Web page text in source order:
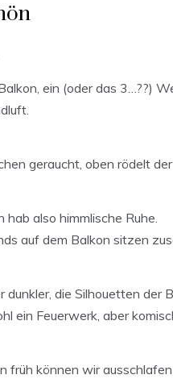
ein (oder das 3…??)
geraucht, oben rödelt
also himmlische Ruhe.
auf dem Balkon sitzen
dunkler, die Silhouetten der
ein Feuerwerk, aber
früh können wir